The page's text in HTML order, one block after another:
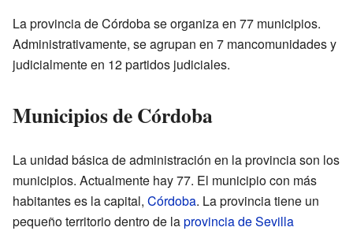
La provincia de Córdoba se organiza en 77 municipios.
Administrativamente, se agrupan en 7 mancomunidades y
judicialmente en 12 partidos judiciales.
Municipios de Córdoba
La unidad básica de administración en la provincia son los
municipios. Actualmente hay 77. El municipio con más
habitantes es la capital, Córdoba. La provincia tiene un
pequeño territorio dentro de laprovincia de Sevilla